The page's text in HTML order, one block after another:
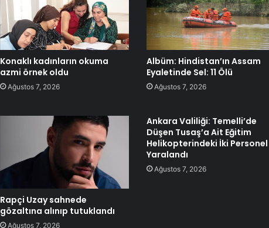
Konaklı kadınların okuma
azmi örnek oldu
Ağustos 7, 2026
Albüm: Hindistan’ın Assam
Eyaletinde Sel: 11 Ölü
Ağustos 7, 2026
Rapçi Uzay sahnede
gözaltına alınıp tutuklandı
Ağustos 7, 2026
Ankara Valiliği: Temelli’de
Düşen Tusaş’a Ait Eğitim
Helikopterindeki İki Personel
Yaralandı
Ağustos 7, 2026